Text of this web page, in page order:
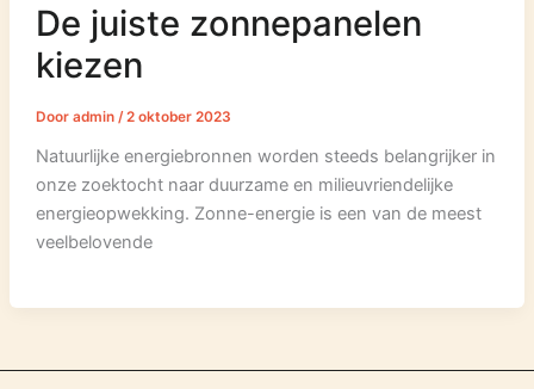
De juiste zonnepanelen
kiezen
Door admin /2 oktober 2023
Natuurlijke energiebronnen worden steeds belangrijker in
onze zoektocht naar duurzame en milieuvriendelijke
energieopwekking. Zonne-energie is een van de meest
veelbelovende